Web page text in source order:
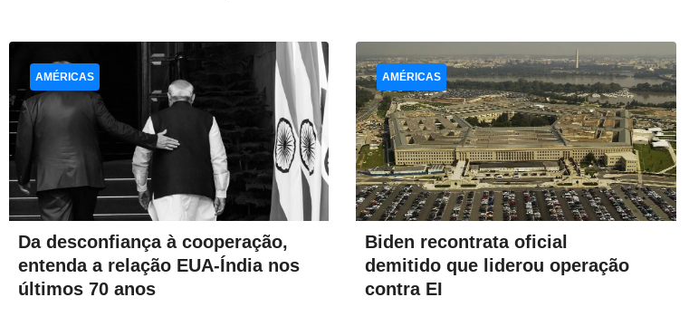
Da desconfiança à cooperação,
entenda a relação EUA-Índia nos
últimos 70 anos
AMÉRICAS
Biden recontrata oficial
demitido que liderou operação
contra EI
AMÉRICAS